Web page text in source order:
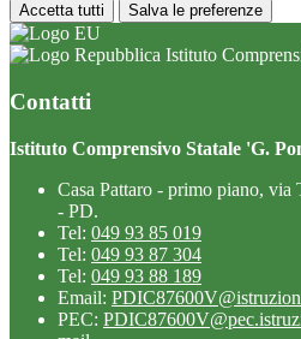
Accetta tutti Salva le preferenze
Istituto
Contatti
Istituto Comprensivo Statale 'G.
Casa Pattaro - primo piano, via
- PD.
Tel: 049 93 85 019
Tel: 049 93 87 304
Tel: 049 93 88 189
Email:
PEC: